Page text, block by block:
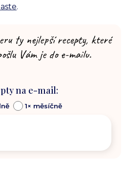
.
ty nejlepší recepty, které
Vám je do e-mailu.
na e-mail:
1× měsíčně